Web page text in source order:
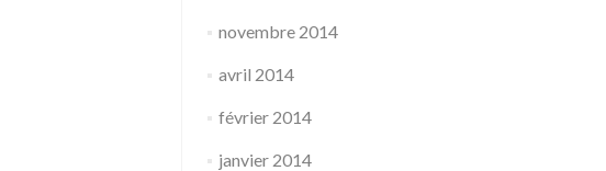
novembre 2014
avril 2014
février 2014
janvier 2014